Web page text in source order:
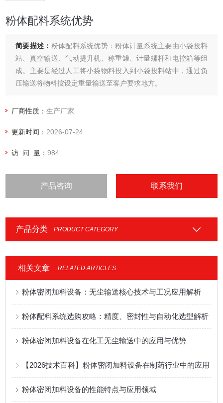
粉体配料系统优势
简要描述： 粉体配料系统优势：粉体计量系统主要由小袋投料
站、真空输送、气动提升机、称重罐、计量螺杆和电控箱等组
成。主要是经过人工将小袋物料投入到小袋投料站中，通过负
压输送将物料按设定重量输送至客户要求地方。
厂商性质：生产厂家
更新时间： 2026-07-24
访 问 量：984
产品咨询 联系我们
产品分类 PRODUCT CATEGORY
相关文章 RELATED ARTICLES
粉体密闭加料设备：无尘输送核心技术与工况应用解析
粉体配料系统选购攻略：精度、密封性与自动化选型解析
粉体密闭加料设备在化工无尘输送中的应用与优势
【2026技术百科】粉体密闭加料设备在制药行业中的应用
粉体密闭加料设备的性能特点与应用领域